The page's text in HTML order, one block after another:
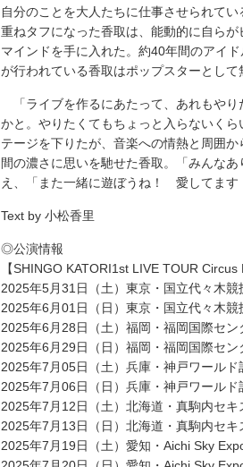
自分のことを大人たちに仕事させられて
重ねタフになった香取は、能動的に自ら
マインドを手に入れた。約40年間のアイ
が行われている香取はポップスターとして
「ライブを作るにあたって、あれもや
かと。やりたくてもちょっと入らないく
テージを下りたが、音楽への情熱と周囲
間の濃さに思いを馳せた香取。「みんな
え、「また一緒に遊ぼうね！ 愛してます
Text by 小松香里
◎公演情報
【SHINGO KATORI1st LIVE TOUR Circus
2025年5月31日（土）東京・国立代々木競
2025年6月01日（日）東京・国立代々木競
2025年6月28日（土）福岡・福岡国際セン
2025年6月29日（日）福岡・福岡国際セン
2025年7月05日（土）兵庫・神戸ワールド
2025年7月06日（日）兵庫・神戸ワールド
2025年7月12日（土）北海道・真駒内セ
2025年7月13日（日）北海道・真駒内セ
2025年7月19日（土）愛知・Aichi Sky